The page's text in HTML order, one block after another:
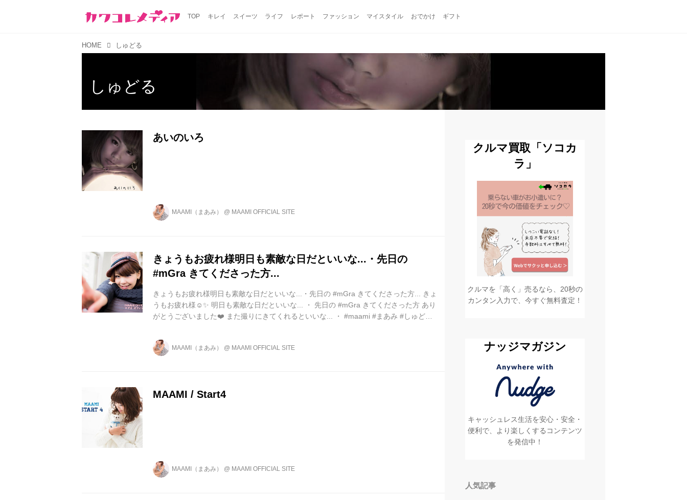
TOP キレイ スイーツ ライフ レポート ファッション マイスタイル おでかけ ギフト
HOME しゅどる
しゅどる
あいのいろ
MAAMI（まあみ） @ MAAMI OFFICIAL SITE
きょうもお疲れ様️明日も素敵な日だといいな...・先日の
#mGra きてくださった方...
きょうもお疲れ様️明日も素敵な日だといいな...・先日の #mGra きてくださった方... きょ
うもお疲れ様☺️✨ 明日も素敵な日だといいな... ・ 先日の #mGra きてくださった方 あり
がとうございました❤️ また撮りにきてくれるといいな... ・ #maami #まあみ #しゅどる
MAAMI（まあみ） @ MAAMI OFFICIAL SITE
MAAMI / Start4
MAAMI（まあみ） @ MAAMI OFFICIAL SITE
クルマ買取「ソコカ
ラ」
クルマを「高く」売るなら、20秒の
カンタン入力で、今すぐ無料査定！
ナッジマガジン
キャッシュレス生活を安心・安全・
便利で、より楽しくするコンテンツ
を発信中！
人気記事